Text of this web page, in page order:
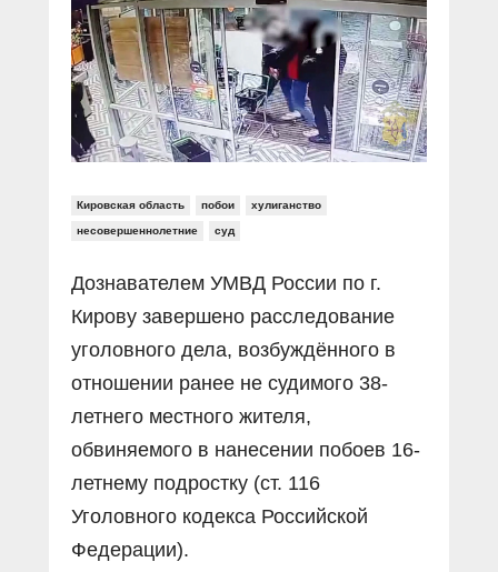
Социальные ролики
Документальные фильмы
Прямой разговор
В знании сила
Специальный репортаж
КиберПОСТОВОЙ
Газета «Щит и меч»
Журнал «Полиция России»
О ПОРТАЛЕ
Контакты
Вакансии
Кировская область побои хулиганство
несовершеннолетние суд
Дознавателем УМВД России по г.
Кирову завершено расследование
уголовного дела, возбуждённого в
отношении ранее не судимого 38-
летнего местного жителя,
обвиняемого в нанесении побоев 16-
летнему подростку (ст. 116
Уголовного кодекса Российской
Федерации).